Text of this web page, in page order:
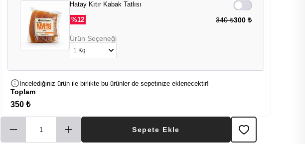
Hatay Kıtır Kabak Tatlısı
%12 340 ₺300 ₺
Ürün Seçeneği
İncelediğiniz ürün ile birlikte bu ürünler de sepetinize eklenecektir!
Toplam
350 ₺
Sepete Ekle